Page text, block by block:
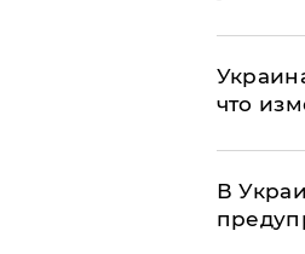
что
В